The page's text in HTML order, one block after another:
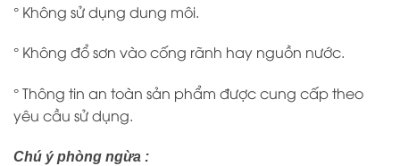
° Không sử dụng dung môi.
° Không đổ sơn vào cống rãnh hay nguồn nước.
° Thông tin an toàn sản phẩm được cung cấp theo
yêu cầu sử dụng.
Chú ý phòng ngừa :